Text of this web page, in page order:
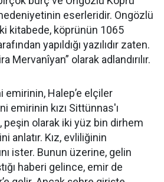
eserleridir. Ongözlü
kitabede, köprünün 1065
yapıldığı yazılıdır zaten.
Mervanîyan” olarak adlandırılır.
emirinin, Halep’e elçiler
emirinin kızı Sittünnas'ı
olarak iki yüz bin dirhem
anlatır. Kız, evliliğinin
ister. Bunun üzerine, gelin
haberi gelince, emir de